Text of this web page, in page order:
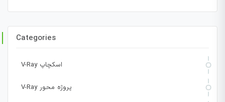
Categories
V-Ray اسکچاپ
V-Ray پروژه محور